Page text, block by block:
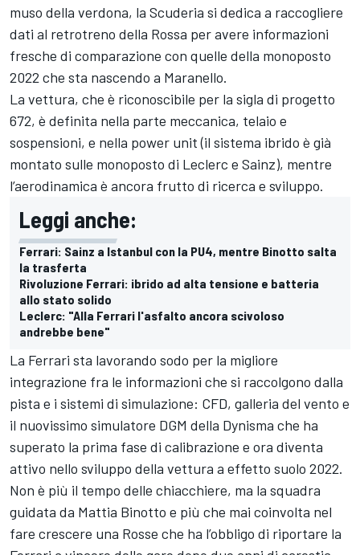
muso della verdona, la Scuderia si dedica a raccogliere
dati al retrotreno della Rossa per avere informazioni
fresche di comparazione con quelle della monoposto
2022 che sta nascendo a Maranello.
La vettura, che è riconoscibile per la sigla di progetto
672, è definita nella parte meccanica, telaio e
sospensioni, e nella power unit (il sistema ibrido è già
montato sulle monoposto di Leclerc e Sainz), mentre
l’aerodinamica è ancora frutto di ricerca e sviluppo.
Leggi anche:
Ferrari: Sainz a Istanbul con la PU4, mentre Binotto salta
la trasferta
Rivoluzione Ferrari: ibrido ad alta tensione e batteria
allo stato solido
Leclerc: "Alla Ferrari l'asfalto ancora scivoloso
andrebbe bene"
La Ferrari sta lavorando sodo per la migliore
integrazione fra le informazioni che si raccolgono dalla
pista e i sistemi di simulazione: CFD, galleria del vento e
il nuovissimo simulatore DGM della Dynisma che ha
superato la prima fase di calibrazione e ora diventa
attivo nello sviluppo della vettura a effetto suolo 2022.
Non è più il tempo delle chiacchiere, ma la squadra
guidata da Mattia Binotto e più che mai coinvolta nel
fare crescere una Rosse che ha l’obbligo di riportare la